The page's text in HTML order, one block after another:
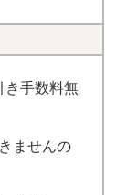
き手数料無
ませんの